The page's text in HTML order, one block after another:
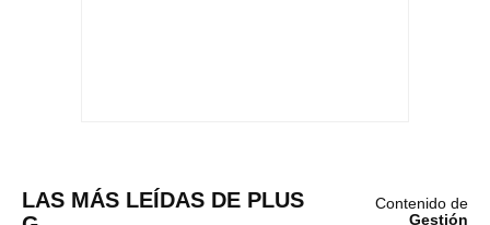
LAS MÁS LEÍDAS DE PLUS
Contenido de
Gestión